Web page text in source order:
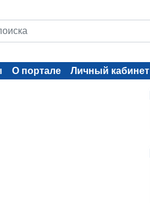
О портале
Личный кабинет